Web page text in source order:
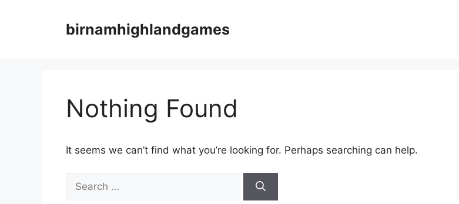
birnamhighlandgames
Nothing Found
It seems we can’t find what you’re looking for. Perhaps searching can help.
for: